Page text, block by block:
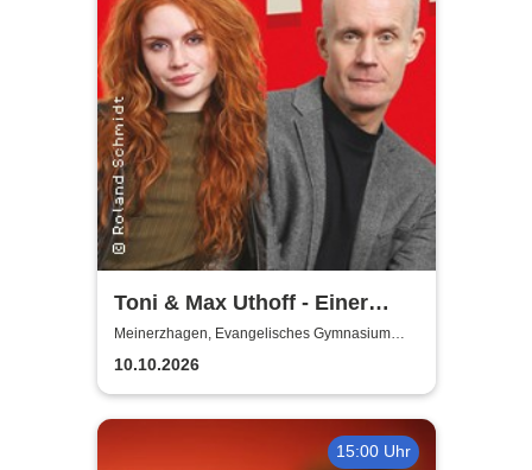
Toni & Max Uthoff - Einer
zuviel
Meinerzhagen, Evangelisches Gymnasium
Meinerzhagen
10.10.2026
15:00 Uhr